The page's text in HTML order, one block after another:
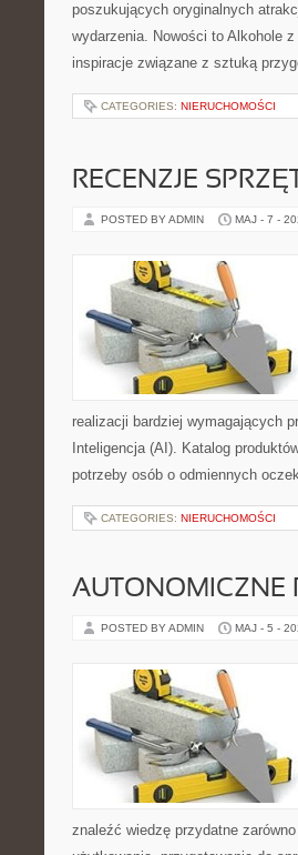
poszukujących oryginalnych
wydarzenia. Nowości to Alkohole
inspiracje związane z sztuką
CATEGORIES: NIERUCHOMOŚCI
RECENZJE
POSTED BY ADMIN MAJ - 7 -
realizacji bardziej wymagających
Inteligencja (AI). Katalog
potrzeby osób o odmiennych
CATEGORIES: NIERUCHOMOŚCI
AUTONOMICZNE
POSTED BY ADMIN MAJ - 5 -
znaleźć wiedzę przydatne